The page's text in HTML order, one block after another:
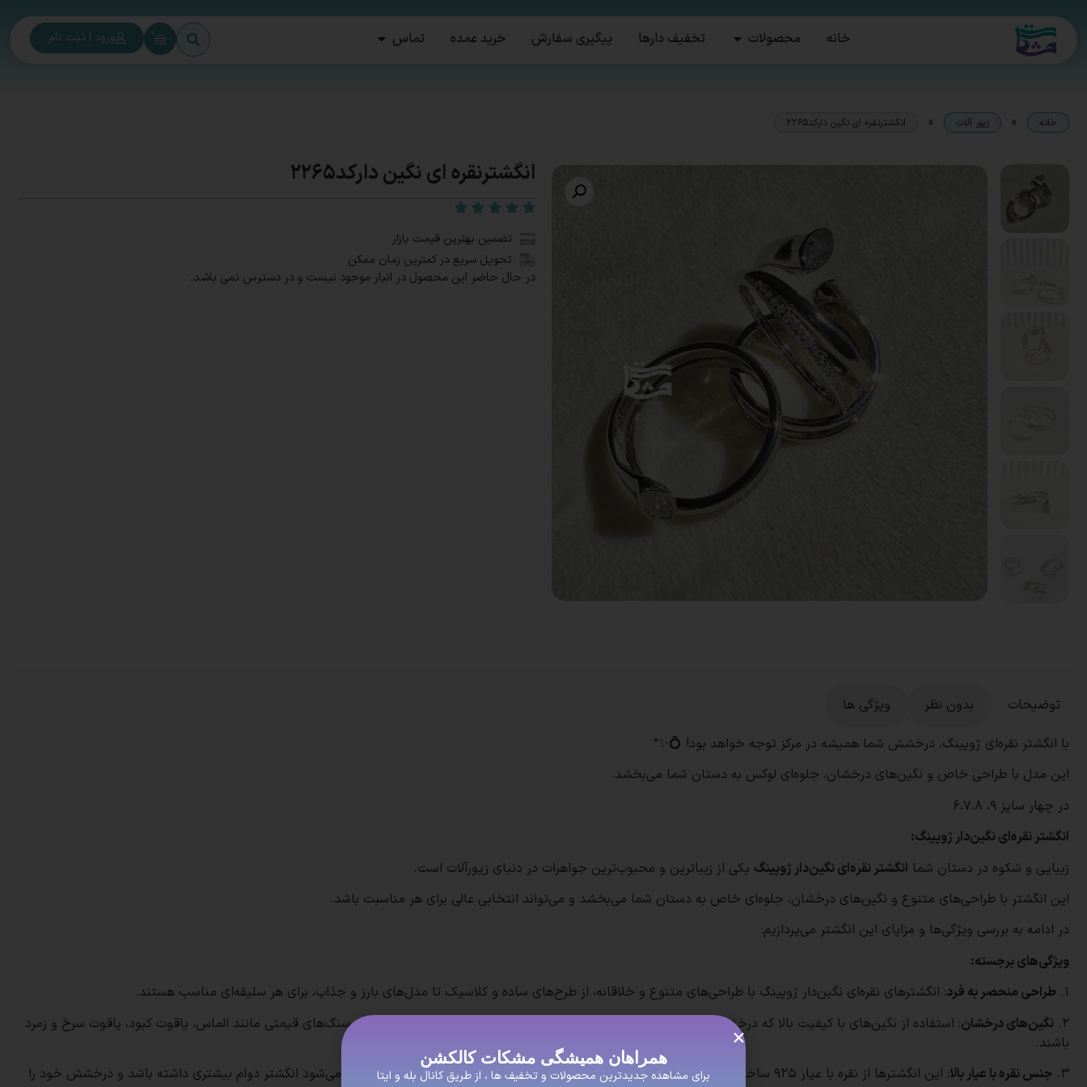
خانه محصولات تخفیف دارها پیگیری سفارش خرید عمده تماس 0 ورود | ثبت نام
خانه » زیور آلات » انگشترنقره ای نگین دارکد2265
انگشترنقره ای نگین دارکد2265
تضمین بهترین قیمت بازار
تحویل سریع در کمترین زمان ممکن
در حال حاضر این محصول در انبار موجود نیست و در دسترس نمی باشد.
توضیحات بدون نظر
ویژگی ها
با انگشتر نقره‌ای ژوپینگ، درخشش شما همیشه در مرکز توجه خواهد بود! 💍✨”
این مدل با طراحی خاص و نگین‌های درخشان، جلوه‌ای لوکس به دستان شما می‌بخشد.
در چهار سایز 9، 6،7،8
انگشتر نقره‌ای نگین‌دار ژوپینگ:
زیبایی و شکوه در دستان شما انگشتر نقره‌ای نگین‌دار ژوپینگ یکی از زیباترین و محبوب‌ترین جواهرات در دنیای زیورآلات است.
این انگشتر با طراحی‌های متنوع و نگین‌های درخشان، جلوه‌ای خاص به دستان شما می‌بخشد و می‌تواند انتخابی عالی برای هر مناسبت باشد.
در ادامه به بررسی ویژگی‌ها و مزایای این انگشتر می‌پردازیم:
ویژگی‌های برجسته:
1. طراحی منحصر به فرد: انگشترهای نقره‌ای نگین‌دار ژوپینگ با طراحی‌های متنوع و خلاقانه، از طرح‌های ساده و کلاسیک تا مدل‌های بارز و جذاب، برای هر سلیقه‌ای مناسب هستند.
2. نگین‌های درخشان: استفاده از نگین‌های با کیفیت بالا که درخشش و زیبایی خاصی به انگشتر می‌بخشند. این نگین‌ها می‌توانند از انواع سنگ‌های قیمتی مانند الماس، یاقوت کبود، یاقوت سرخ و زمرد
باشند.
3. جنس نقره با عیار بالا
: این انگشترها از نقره با عیار ۹۲۵ ساخته شده‌اند که نشان‌دهنده خلوص و کیفیت بالای نقره است. این ویژگی باعث می‌شود انگشتر دوام بیشتری داشته باشد و درخشش خود را
همراهان همیشگی مشکات کالکشن
برای مشاهده جدیدترین محصولات و تخفیف ها ، از طریق کانال بله و ایتا